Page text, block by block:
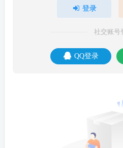
登录
社交账号
QQ登录